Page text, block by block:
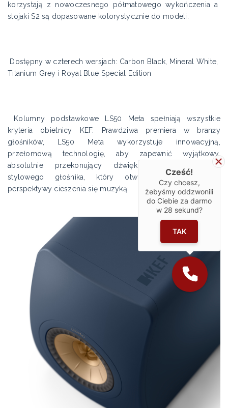
korzystają z nowoczesnego półmatowego wykończenia a
stojaki S2 są dopasowane kolorystycznie do modeli.
Dostępny w czterech wersjach: Carbon Black, Mineral White,
Titanium Grey i Royal Blue Special Edition
Kolumny podstawkowe LS50 Meta spełniają wszystkie
kryteria obietnicy KEF. Prawdziwa premiera w branży
głośników, LS50 Meta wykorzystuje innowacyjną,
przełomową technologię, aby zapewnić wyjątkowy,
absolutnie przekonujący dźwięk z kompaktowego,
stylowego głośnika, który otwiera zupełnie nowe
perspektywy cieszenia się muzyką.
Cześć!
Czy chcesz,
żebyśmy oddzwonili
do Ciebie za darmo
w 28 sekund?
TAK